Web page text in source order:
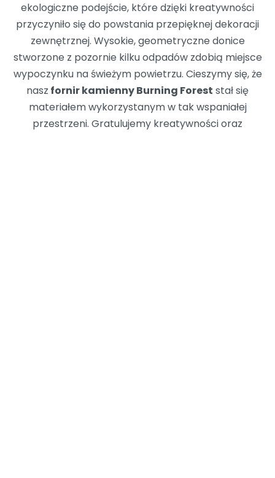
ekologiczne podejście, które dzięki kreatywności
przyczyniło się do powstania przepięknej dekoracji
zewnętrznej. Wysokie, geometryczne donice
stworzone z pozornie kilku odpadów zdobią miejsce
wypoczynku na świeżym powietrzu. Cieszymy się, że
nasz fornir kamienny Burning Forest stał się
materiałem wykorzystanym w tak wspaniałej
przestrzeni. Gratulujemy kreatywności oraz